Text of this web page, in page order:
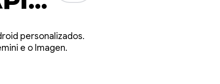
personalizados.
e o Imagen.